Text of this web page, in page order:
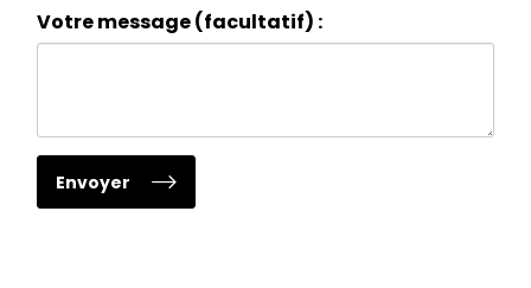
Votre message (facultatif) :
Envoyer